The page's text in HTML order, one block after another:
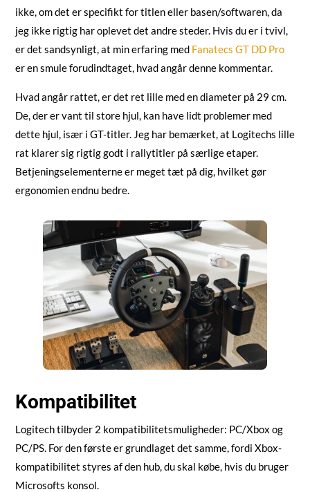
ikke, om det er specifikt for titlen eller basen/softwaren, da
jeg ikke rigtig har oplevet det andre steder. Hvis du er i tvivl,
er det sandsynligt, at min erfaring med Fanatecs GT DD Pro
er en smule forudindtaget, hvad angår denne kommentar.
Hvad angår rattet, er det ret lille med en diameter på 29 cm.
De, der er vant til store hjul, kan have lidt problemer med
dette hjul, især i GT-titler. Jeg har bemærket, at Logitechs lille
rat klarer sig rigtig godt i rallytitler på særlige etaper.
Betjeningselementerne er meget tæt på dig, hvilket gør
ergonomien endnu bedre.
Kompatibilitet
Logitech tilbyder 2 kompatibilitetsmuligheder: PC/Xbox og
PC/PS. For den første er grundlaget det samme, fordi Xbox-
kompatibilitet styres af den hub, du skal købe, hvis du bruger
Microsofts konsol.